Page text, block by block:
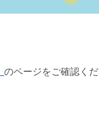
のページをご確認くだ